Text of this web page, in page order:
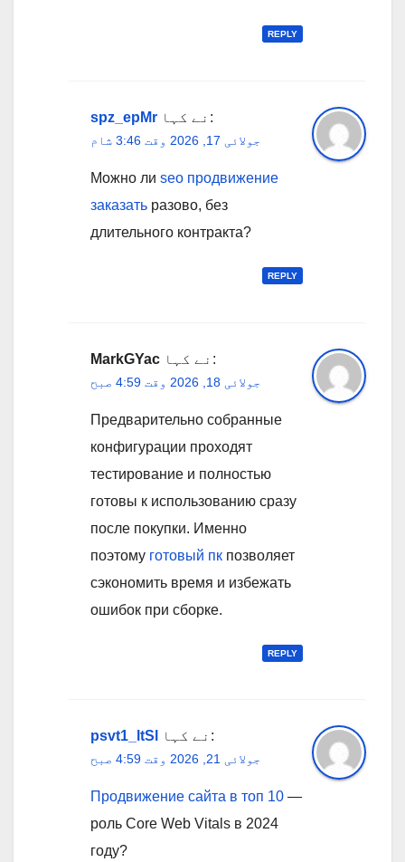
REPLY
spz_epMr نے کہا:
جولائی 17, 2026 وقت 3:46 شام
Можно ли seo продвижение
заказать разово, без
длительного контракта?
REPLY
MarkGYac نے کہا:
جولائی 18, 2026 وقت 4:59 صبح
Предварительно собранные
конфигурации проходят
тестирование и полностью
готовы к использованию сразу
после покупки. Именно
поэтому готовый пк позволяет
сэкономить время и избежать
ошибок при сборке.
REPLY
psvt1_ltSl نے کہا:
جولائی 21, 2026 وقت 4:59 صبح
Продвижение сайта в топ 10 —
роль Core Web Vitals в 2024
году?